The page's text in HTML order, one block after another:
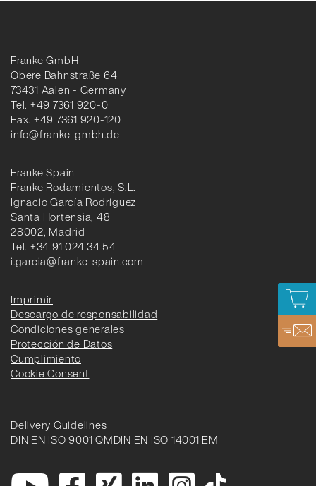
Franke GmbH
Obere Bahnstraße 64
73431 Aalen - Germany
Tel. +49 7361 920-0
Fax. +49 7361 920-120
info@franke-gmbh.de
Franke Spain
Franke Rodamientos, S.L.
Ignacio García Rodríguez
Santa Hortensia, 48
28002, Madrid
Tel. +34 91 024 34 54
i.garcia@franke-spain.com
Imprimir
Descargo de responsabilidad
Condiciones generales
Protección de Datos
Cumplimiento
Cookie Consent
Delivery Guidelines
DIN EN ISO 9001 QMDIN EN ISO 14001 EM